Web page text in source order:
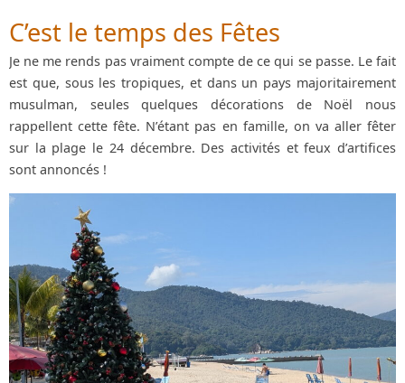
C’est le temps des Fêtes
Je ne me rends pas vraiment compte de ce qui se passe. Le fait
est que, sous les tropiques, et dans un pays majoritairement
musulman, seules quelques décorations de Noël nous
rappellent cette fête. N’étant pas en famille, on va aller fêter
sur la plage le 24 décembre. Des activités et feux d’artifices
sont annoncés !